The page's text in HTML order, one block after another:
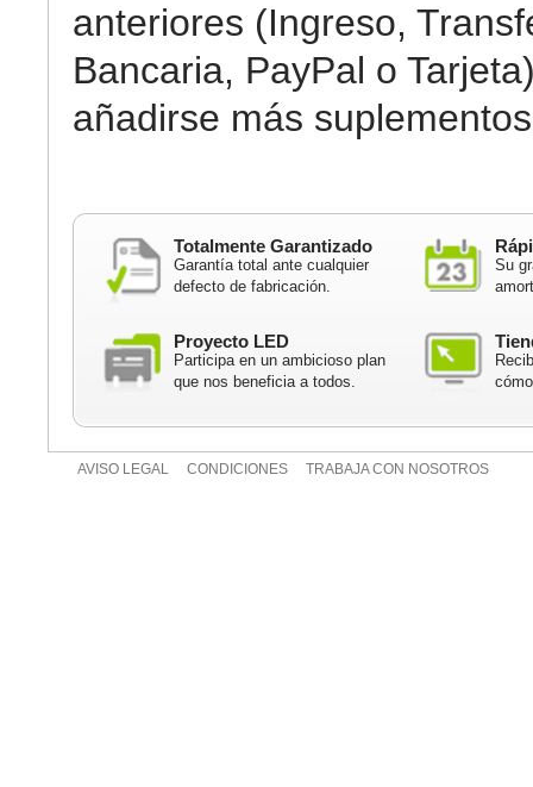
anteriores (Ingreso,
Bancaria, PayPal o
añadirse más
Totalmente Garantizado
Garantía total ante cualquier
defecto de fabricación.
Su
Proyecto LED
Participa en un ambicioso plan
que nos beneficia a todos.
AVISO LEGAL CONDICIONES TRABAJA CON NOSOTROS